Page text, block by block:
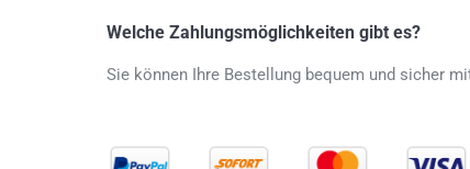
Welche Zahlungsmöglichkeiten gibt es?
Sie können Ihre Bestellung bequem und sicher